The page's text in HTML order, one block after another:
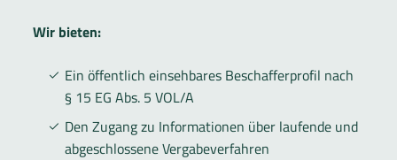
Wir bieten:
Ein öffentlich einsehbares Beschafferprofil nach
§ 15 EG Abs. 5 VOL/A
Den Zugang zu Informationen über laufende und
abgeschlossene Vergabeverfahren